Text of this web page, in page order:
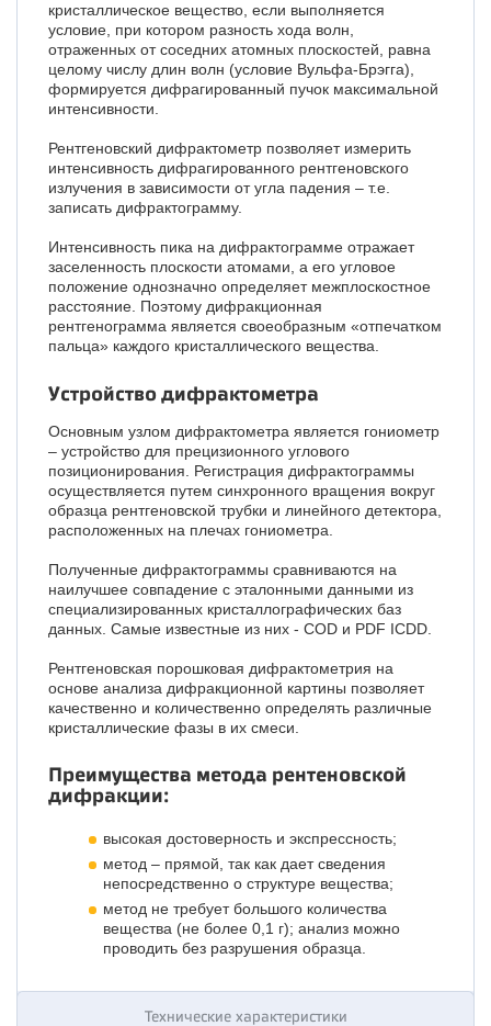
кристаллическое вещество, если выполняется
условие, при котором разность хода волн,
отраженных от соседних атомных плоскостей, равна
целому числу длин волн (условие Вульфа-Брэгга),
формируется дифрагированный пучок максимальной
интенсивности.
Рентгеновский дифрактометр позволяет измерить
интенсивность дифрагированного рентгеновского
излучения в зависимости от угла падения – т.е.
записать дифрактограмму.
Интенсивность пика на дифрактограмме отражает
заселенность плоскости атомами, а его угловое
положение однозначно определяет межплоскостное
расстояние. Поэтому дифракционная
рентгенограмма является своеобразным «отпечатком
пальца» каждого кристаллического вещества.
Устройство дифрактометра
Основным узлом дифрактометра является гониометр
– устройство для прецизионного углового
позиционирования. Регистрация дифрактограммы
осуществляется путем синхронного вращения вокруг
образца рентгеновской трубки и линейного детектора,
расположенных на плечах гониометра.
Полученные дифрактограммы сравниваются на
наилучшее совпадение с эталонными данными из
специализированных кристаллографических баз
данных. Самые известные из них - COD и PDF ICDD.
Рентгеновская порошковая дифрактометрия на
основе анализа дифракционной картины позволяет
качественно и количественно определять различные
кристаллические фазы в их смеси.
Преимущества метода рентеновской
дифракции:
высокая достоверность и экспрессность;
метод – прямой, так как дает сведения
непосредственно о структуре вещества;
метод не требует большого количества
вещества (не более 0,1 г); анализ можно
проводить без разрушения образца.
Технические характеристики